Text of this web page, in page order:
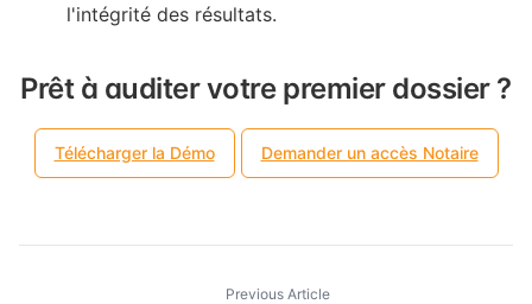
l'intégrité des résultats.
Prêt à auditer votre premier dossier ?
Télécharger la Démo Demander un accès Notaire
Previous Article